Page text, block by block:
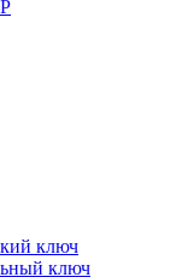
ключ
ключ